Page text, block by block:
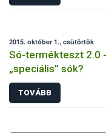
2015. október 1., csütörtök
Só-termékteszt 2.0
„speciális” sók?
TOVÁBB